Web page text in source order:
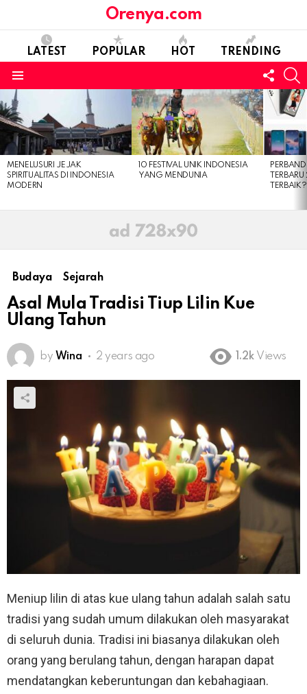
Orenya.com
LATEST POPULAR HOT TRENDING
US
LATEST
STORIES
MENELUSURI JEJAK
SPIRITUALITAS DI INDONESIA
MODERN
10 FESTIVAL UNIK INDONESIA
YANG MENDUNIA
TERBAIK?
Budaya Sejarah
Asal Mula Tradisi Tiup Lilin Kue
Ulang Tahun
by Wina 2 years ago 1.2k Views
Meniup lilin di atas kue ulang tahun adalah salah satu
tradisi yang sudah umum dilakukan oleh masyarakat
di seluruh dunia. Tradisi ini biasanya dilakukan oleh
orang yang berulang tahun, dengan harapan dapat
mendatangkan keberuntungan dan kebahagiaan.